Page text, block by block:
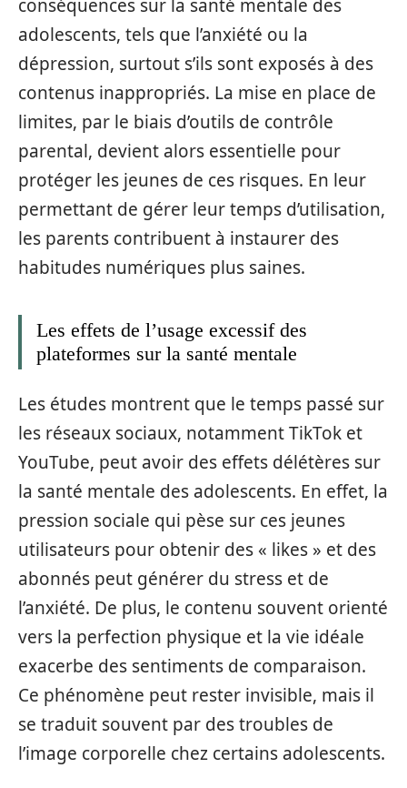
conséquences sur la santé mentale des
adolescents, tels que l’anxiété ou la
dépression, surtout s’ils sont exposés à des
contenus inappropriés. La mise en place de
limites, par le biais d’outils de contrôle
parental, devient alors essentielle pour
protéger les jeunes de ces risques. En leur
permettant de gérer leur temps d’utilisation,
les parents contribuent à instaurer des
habitudes numériques plus saines.
Les effets de l’usage excessif des
plateformes sur la santé mentale
Les études montrent que le temps passé sur
les réseaux sociaux, notamment TikTok et
YouTube, peut avoir des effets délétères sur
la santé mentale des adolescents. En effet, la
pression sociale qui pèse sur ces jeunes
utilisateurs pour obtenir des « likes » et des
abonnés peut générer du stress et de
l’anxiété. De plus, le contenu souvent orienté
vers la perfection physique et la vie idéale
exacerbe des sentiments de comparaison.
Ce phénomène peut rester invisible, mais il
se traduit souvent par des troubles de
l’image corporelle chez certains adolescents.